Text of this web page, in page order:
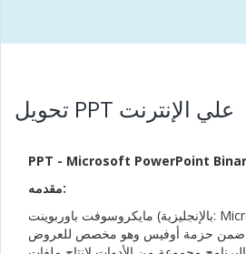
تحويل PPT علي الإنترنت
PPT - Microsoft PowerPoint
مقدمه:
مايكروسوفت باوربوينت (بالإنجليزية: Microsoft PowerPoint)‏ هو
ضمن حزمة أوفيس وهو مخصص للعروض